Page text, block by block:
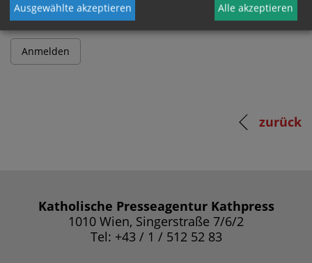
zurück
Katholische Presseagentur Kathpress
1010 Wien, Singerstraße 7/6/2
Tel: +43 / 1 / 512 52 83
Ausgewählte akzeptieren Alle akzeptieren